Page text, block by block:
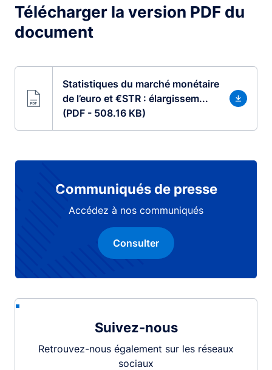
Télécharger la version PDF du
document
Statistiques du marché monétaire
de l’euro et €STR : élargissem...
(PDF - 508.16 KB)
Communiqués de presse
Accédez à nos communiqués
Consulter
Suivez-nous
Retrouvez-nous également sur les réseaux
sociaux